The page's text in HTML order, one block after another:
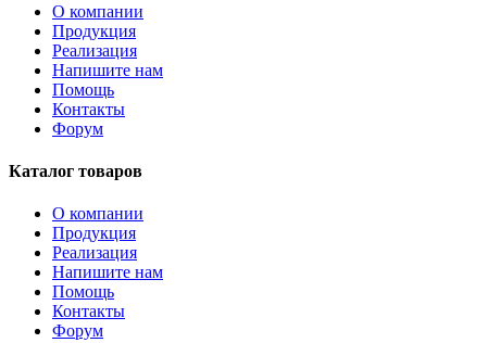
О компании
Продукция
Реализация
Напишите нам
Помощь
Контакты
Форум
Каталог товаров
О компании
Продукция
Реализация
Напишите нам
Помощь
Контакты
Форум